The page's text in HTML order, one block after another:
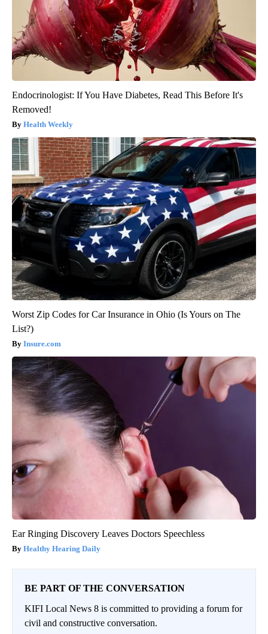
Endocrinologist: If You Have Diabetes, Read This Before It's
Removed!
Health Weekly
Worst Zip Codes for Car Insurance in Ohio (Is Yours on The
List?)
Insure.com
Ear Ringing Discovery Leaves Doctors Speechless
Healthy Hearing Daily
BE PART OF THE CONVERSATION
KIFI Local News 8 is committed to providing a forum for
civil and constructive conversation.